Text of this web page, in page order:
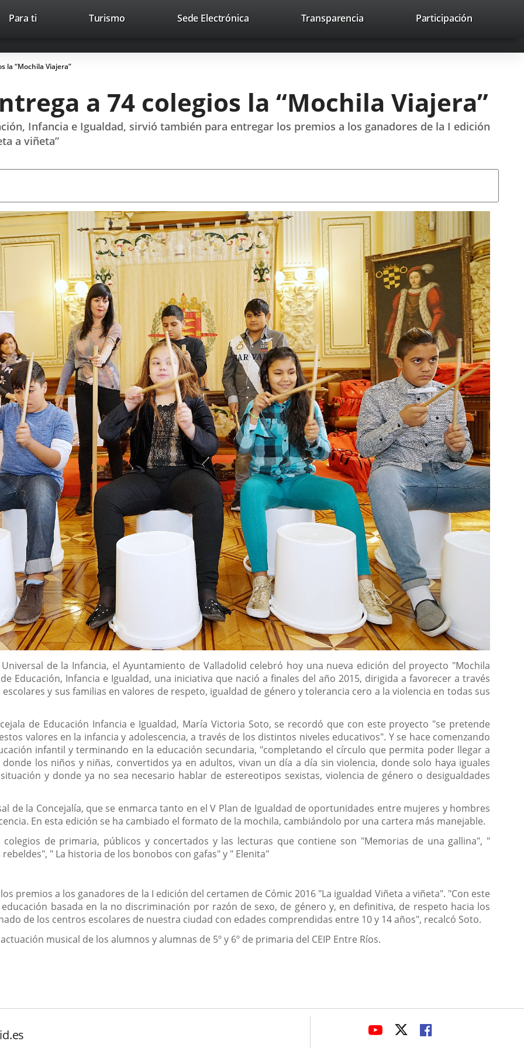
Trabaja con nosotros Contacto avaHeaderSocial
Link
external
Link
external
Link
external
Search
Para ti TurismoThis
open
pop-
up
window.
Sede ElectrónicaLink
application.
Transparencia Participación
la “Mochila Viajera”
a 74 colegios la “Mochila Viajera”
Infancia e Igualdad, sirvió también para entregar los premios a los ganadores de la I edición
a viñeta”
de la Infancia, el Ayuntamiento de Valladolid celebró hoy una nueva edición del proyecto "Mochila
Educación, Infancia e Igualdad, una iniciativa que nació a finales del año 2015, dirigida a favorecer a través
y sus familias en valores de respeto, igualdad de género y tolerancia cero a la violencia en todas sus
de Educación Infancia e Igualdad, María Victoria Soto, se recordó que con este proyecto "se pretende
valores en la infancia y adolescencia, a través de los distintos niveles educativos". Y se hace comenzando
infantil y terminando en la educación secundaria, "completando el círculo que permita poder llegar a
los niños y niñas, convertidos ya en adultos, vivan un día a día sin violencia, donde solo haya iguales
y donde ya no sea necesario hablar de estereotipos sexistas, violencia de género o desigualdades
de la Concejalía, que se enmarca tanto en el V Plan de Igualdad de oportunidades entre mujeres y hombres
En esta edición se ha cambiado el formato de la mochila, cambiándolo por una cartera más manejable.
colegios de primaria, públicos y concertados y las lecturas que contiene son "Memorias de una gallina", "
" La historia de los bonobos con gafas" y " Elenita"
premios a los ganadores de la I edición del certamen de Cómic 2016 "La igualdad Viñeta a viñeta". "Con este
basada en la no discriminación por razón de sexo, de género y, en definitiva, de respeto hacia los
de los centros escolares de nuestra ciudad con edades comprendidas entre 10 y 14 años", recalcó Soto.
musical de los alumnos y alumnas de 5º y 6º de primaria del CEIP Entre Ríos.
LINK
LINKLINK